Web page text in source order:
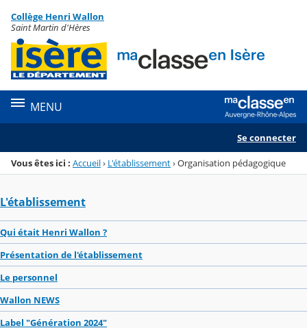
Menu de la rubrique
Contenu
Collège Henri Wallon
Saint Martin d'Hères
MENU
Se connecter
Vous êtes ici : Accueil› L'établissement›Organisation pédagogique
L'établissement
Qui était Henri Wallon ?
Présentation de l'établissement
Le personnel
Wallon NEWS
Label "Génération 2024"